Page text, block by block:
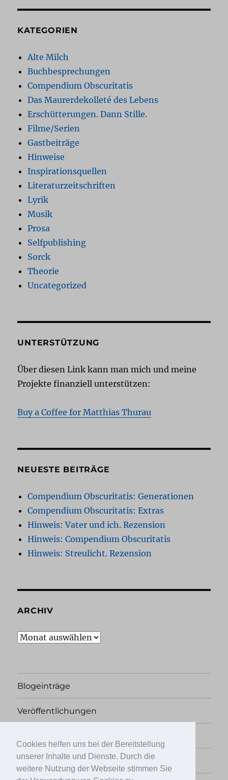
Cookies helfen uns bei der Bereitstellung
unserer Inhalte und Dienste. Durch die
weitere Nutzung der Webseite stimmen Sie
KATEGORIEN
Alte Milch
Buchbesprechungen
Compendium Obscuritatis
Das Maurerdekolleté des Lebens
Erschütterungen. Dann Stille.
Filme/Serien
Gastbeiträge
Hinweise
Inspirationsquellen
Literaturzeitschriften
Lyrik
Musik
Prosa
Selfpublishing
Sorck
Theorie
Uncategorized
UNTERSTÜTZUNG
Über diesen Link kann man mich und meine
Projekte finanziell unterstützen:
Buy a Coffee for Matthias Thurau
NEUESTE BEITRÄGE
Compendium Obscuritatis: Generationen
Compendium Obscuritatis: Extras
Hinweis: Vater und ich. Rezension
Hinweis: Compendium Obscuritatis
Hinweis: Streulicht. Rezension
ARCHIV
Archiv
Blogeinträge
Veröffentlichungen
Übersicht